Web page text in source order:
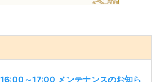
～17:00 メンテナンスのお知ら